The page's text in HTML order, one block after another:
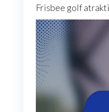
Frisbee golf